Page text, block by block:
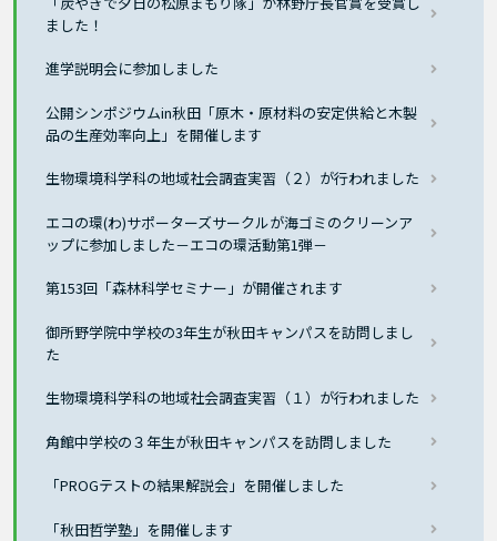
ました！
進学説明会に参加しました
公開シンポジウムin秋田「原木・原材料の安定供給と木製
品の生産効率向上」を開催します
生物環境科学科の地域社会調査実習（２）が行われました
エコの環(わ)サポーターズサークルが海ゴミのクリーンア
ップに参加しました－エコの環活動第1弾－
第153回「森林科学セミナー」が開催されます
御所野学院中学校の3年生が秋田キャンパスを訪問しまし
た
生物環境科学科の地域社会調査実習（１）が行われました
角館中学校の３年生が秋田キャンパスを訪問しました
「PROGテストの結果解説会」を開催しました
「秋田哲学塾」を開催します